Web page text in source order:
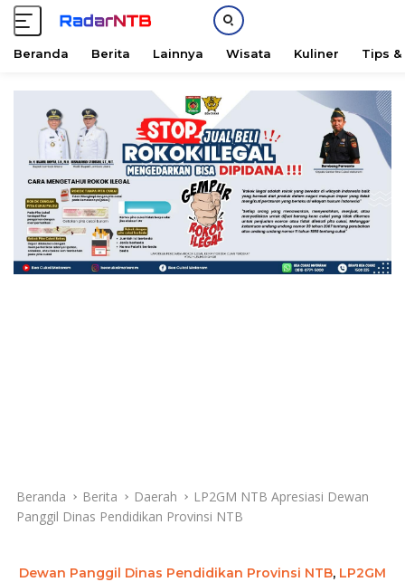
Beranda Berita Lainnya Wisata Kuliner Tips &
Beranda Berita Daerah
LP2GM NTB Apresiasi Dewan
Panggil Dinas Pendidikan Provinsi NTB
Dewan Panggil Dinas Pendidikan Provinsi NTB, LP2GM